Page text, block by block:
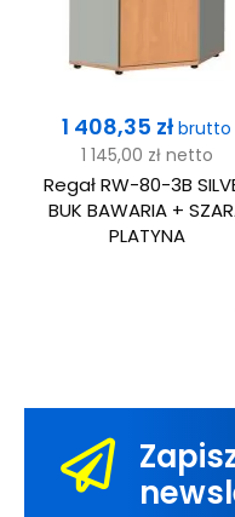
Cena
1 408,35 złbrutto
1 145,00 zł netto
Regał RW-80-3B
BUK BAWARIA +
PLATYNA